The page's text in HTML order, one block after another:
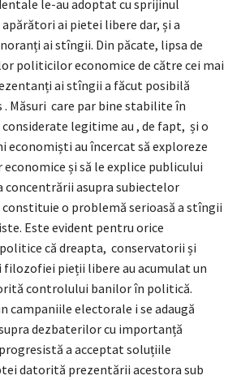
le-au adoptat cu sprijinul
ai pietei libere dar, și a
ai stîngii. Din păcate, lipsa de
politicilor economice de către cei mai
ai stîngii a făcut posibilă
. Măsuri care par bine stabilite în
legitime au , de fapt, și o
economiști au încercat să exploreze
și să le explice publicului
concentrării asupra subiectelor
o problemă serioasă a stîngii
Este evident pentru orice
că dreapta, conservatorii și
pieții libere au acumulat un
controlului banilor în politică.
campaniile electorale i se adaugă
dezbaterilor cu importanță
a acceptat soluțiile
datorită prezentării acestora sub